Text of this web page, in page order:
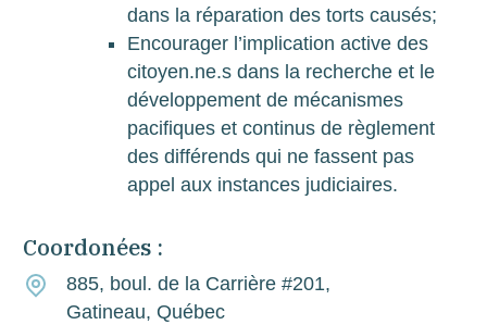
dans la réparation des torts causés;
Encourager l’implication active des
citoyen.ne.s dans la recherche et le
développement de mécanismes
pacifiques et continus de règlement
des différends qui ne fassent pas
appel aux instances judiciaires.
Coordonées :
885, boul. de la Carrière #201,
Gatineau, Québec